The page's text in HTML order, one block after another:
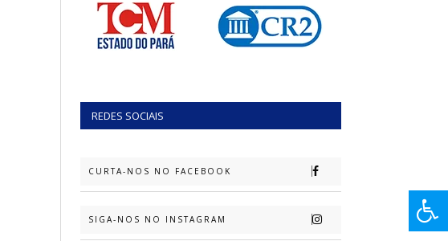
REDES SOCIAIS
CURTA-NOS NO FACEBOOK
SIGA-NOS NO INSTAGRAM